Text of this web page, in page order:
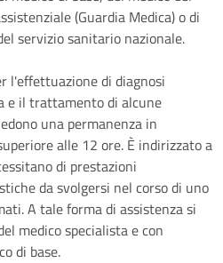
(Guardia Medica) o di
servizio sanitario nazionale.
l'effettuazione di diagnosi
e il trattamento di alcune
una permanenza in
alle 12 ore. È indirizzato a
di prestazioni
da svolgersi nel corso di uno
A tale forma di assistenza si
medico specialista e con
di base.